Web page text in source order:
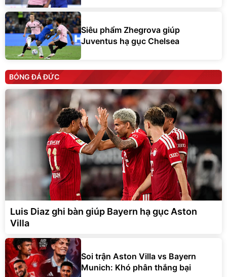
Siêu phẩm Zhegrova giúp
Juventus hạ gục Chelsea
BÓNG ĐÁ ĐỨC
Luis Diaz ghi bàn giúp Bayern hạ gục Aston
Villa
Soi trận Aston Villa vs Bayern
Munich: Khó phân thắng bại